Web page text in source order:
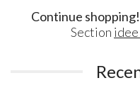
Continue shopping!
Section